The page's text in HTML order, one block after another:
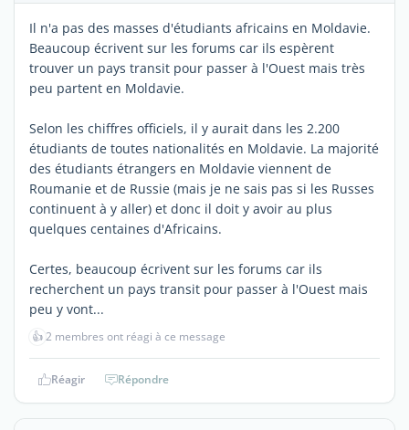
Il n'a pas des masses d'étudiants africains en Moldavie.
Beaucoup écrivent sur les forums car ils espèrent
trouver un pays transit pour passer à l'Ouest mais très
peu partent en Moldavie.
Selon les chiffres officiels, il y aurait dans les 2.200
étudiants de toutes nationalités en Moldavie. La majorité
des étudiants étrangers en Moldavie viennent de
Roumanie et de Russie (mais je ne sais pas si les Russes
continuent à y aller) et donc il doit y avoir au plus
quelques centaines d'Africains.
Certes, beaucoup écrivent sur les forums car ils
recherchent un pays transit pour passer à l'Ouest mais
peu y vont...
👍2 membres ont réagi à ce message
Réagir Répondre